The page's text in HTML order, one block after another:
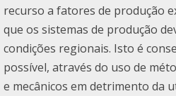
recurso a fatores de produção
que os sistemas de produção
condições regionais. Isto é
possível, através do uso de
e mecânicos em detrimento da